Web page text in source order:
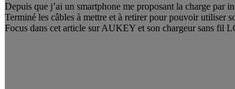
Depuis que j’ai un smartphone me proposant la charge par
Terminé les câbles à mettre et à retirer pour pouvoir utiliser
Focus dans cet article sur AUKEY et son chargeur sans fil